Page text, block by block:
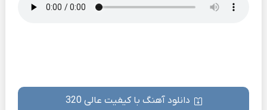
دانلود آهنگ با کیفیت عالی 320